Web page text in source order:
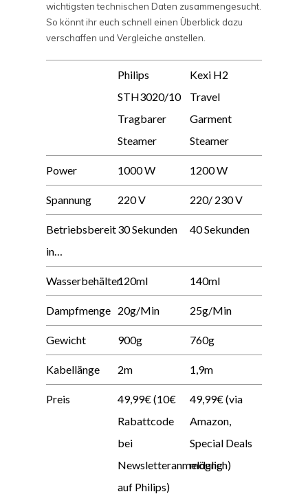
wichtigsten technischen Daten zusammengesucht.
So könnt ihr euch schnell einen Überblick dazu
verschaffen und Vergleiche anstellen.
Philips
STH3020/10
Tragbarer
Steamer
Kexi H2
Travel
Garment
Steamer
Power 1000 W 1200 W
Spannung 220 V 220/ 230 V
Betriebsbereit
in…
30 Sekunden 40 Sekunden
Wasserbehälter120ml 140ml
Dampfmenge 20g/Min 25g/Min
Gewicht 900g 760g
Kabellänge 2m 1,9m
Preis
49,99€ (10€
Rabattcode
bei
Newsletteranmeldung
auf Philips)
49,99€ (via
Amazon,
Special Deals
möglich)